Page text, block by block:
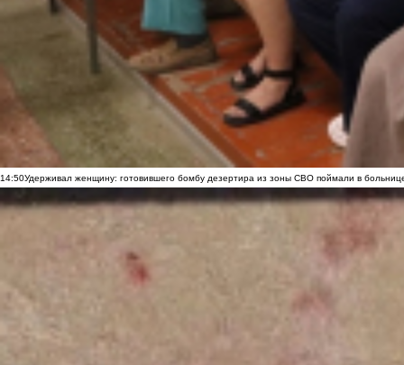
14:50Удерживал женщину: готовившего бомбу дезертира из зоны СВО поймали в